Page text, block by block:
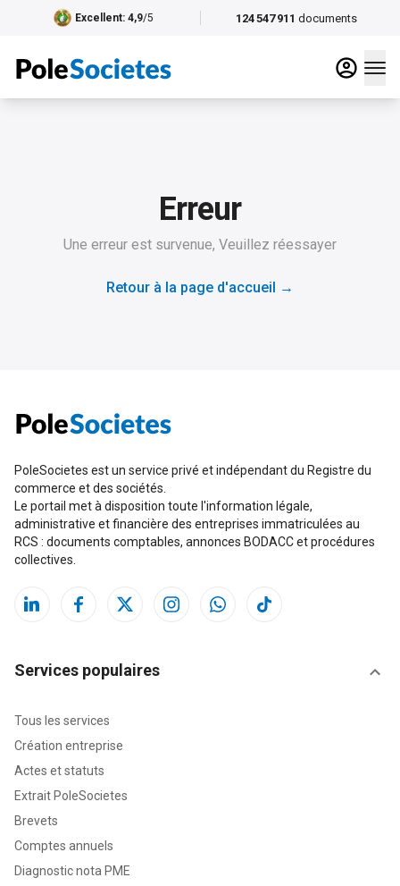
124 547 911 documents
Excellent: 4,9/5
Erreur
Une erreur est survenue, Veuillez réessayer
Retour à la page d'accueil →
PoleSocietes est un service privé et indépendant du Registre du
commerce et des sociétés.
Le portail met à disposition toute l'information légale,
administrative et financière des entreprises immatriculées au
RCS : documents comptables, annonces BODACC et procédures
collectives.
Services populaires
Tous les services
Création entreprise
Actes et statuts
Extrait PoleSocietes
Brevets
Comptes annuels
Diagnostic nota PME